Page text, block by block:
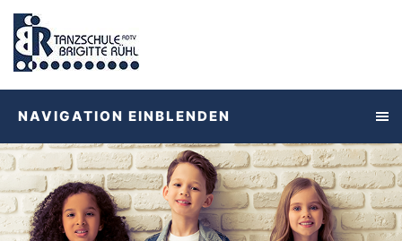
NAVIGATION EINBLENDEN